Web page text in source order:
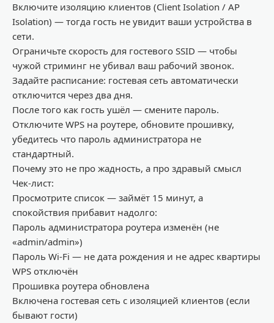
Включите изоляцию клиентов (Client Isolation / AP
Isolation) — тогда гость не увидит ваши устройства в
сети.
Ограничьте скорость для гостевого SSID — чтобы
чужой стриминг не убивал ваш рабочий звонок.
Задайте расписание: гостевая сеть автоматически
отключится через два дня.
После того как гость ушёл — смените пароль.
Отключите WPS на роутере, обновите прошивку,
убедитесь что пароль администратора не
стандартный.
Почему это не про жадность, а про здравый смысл
Чек-лист:
Просмотрите список — займёт 15 минут, а
спокойствия прибавит надолго:
Пароль администратора роутера изменён (не
«admin/admin»)
Пароль Wi-Fi — не дата рождения и не адрес квартиры
WPS отключён
Прошивка роутера обновлена
Включена гостевая сеть с изоляцией клиентов (если
бывают гости)